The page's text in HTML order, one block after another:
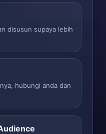
disusun supaya lebih
hubungi anda dan